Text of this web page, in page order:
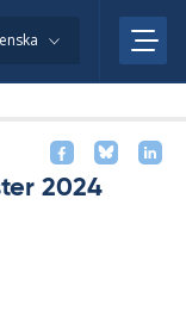
2024